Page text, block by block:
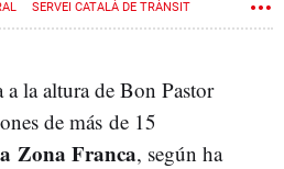
SERVEI CATALÀ DE TRÀNSIT
a la altura de Bon Pastor
de más de 15
Zona Franca, según ha